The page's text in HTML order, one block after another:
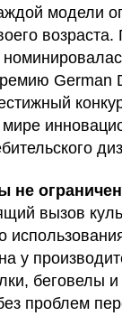
модели
German
не
вызов
у
беговелы
проблем